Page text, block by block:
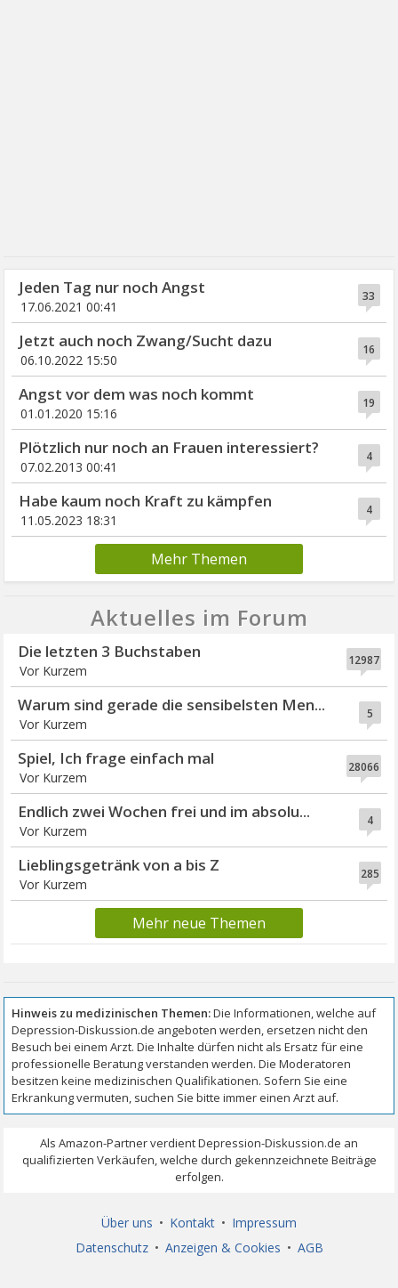
33
Jeden Tag nur noch Angst
17.06.2021 00:41
16
Jetzt auch noch Zwang/Sucht dazu
06.10.2022 15:50
19
Angst vor dem was noch kommt
01.01.2020 15:16
4
Plötzlich nur noch an Frauen interessiert?
07.02.2013 00:41
4
Habe kaum noch Kraft zu kämpfen
11.05.2023 18:31
Mehr Themen
Aktuelles im Forum
12987
Die letzten 3 Buchstaben
Vor Kurzem
5
Warum sind gerade die sensibelsten Men...
Vor Kurzem
28066
Spiel, Ich frage einfach mal
Vor Kurzem
4
Endlich zwei Wochen frei und im absolu...
Vor Kurzem
285
Lieblingsgetränk von a bis Z
Vor Kurzem
Mehr neue Themen
Über uns • Kontakt • Impressum
Datenschutz • Anzeigen & Cookies • AGB